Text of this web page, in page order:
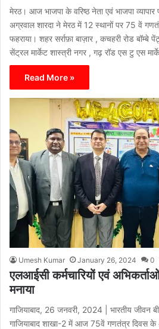
मेरठ। आज भाजपा के वरिष्ठ नेता एवं भाजपा
अग्रवाल शारदा ने मेरठ में 12 स्थानों पर 75 वें
फहराया। शहर सर्राफ़ा बाज़ार , कचहरी रोड
सेंट्रल मार्केट शास्त्री नगर , गढ़ रॉड एस टु एस
Read More »
Umesh Kumar January 26, 2024 0
एलआईसी कर्मचारियों एवं
मनाया
गाजियाबाद, 26 जनवरी, 2024 | भारतीय जीवन
गाजियाबाद शाखा-2 में आज 75वें गणतंत्र दिवस के